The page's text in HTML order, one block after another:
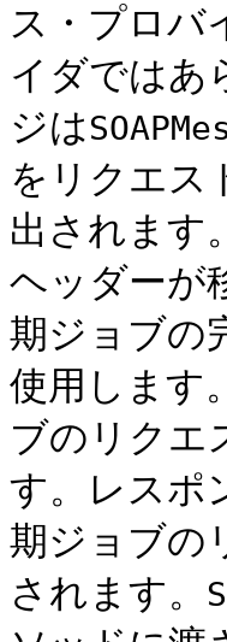
ス・プロバ
イダではあ
ジは
をリクエス
出されます
ヘッダーが
期ジョブの
使用します
ブのリクエ
す。レスポ
期ジョブの
されます。